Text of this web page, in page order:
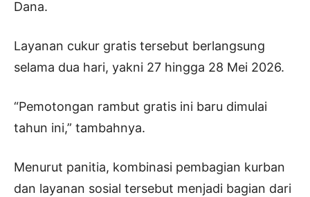
Dana.
Layanan cukur gratis tersebut berlangsung
selama dua hari, yakni 27 hingga 28 Mei 2026.
“Pemotongan rambut gratis ini baru dimulai
tahun ini,” tambahnya.
Menurut panitia, kombinasi pembagian kurban
dan layanan sosial tersebut menjadi bagian dari